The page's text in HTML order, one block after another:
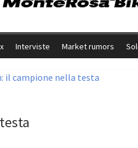
Interviste Market rumors